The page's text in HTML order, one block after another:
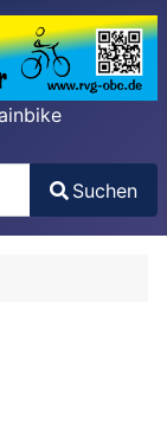
for results.
Suchen